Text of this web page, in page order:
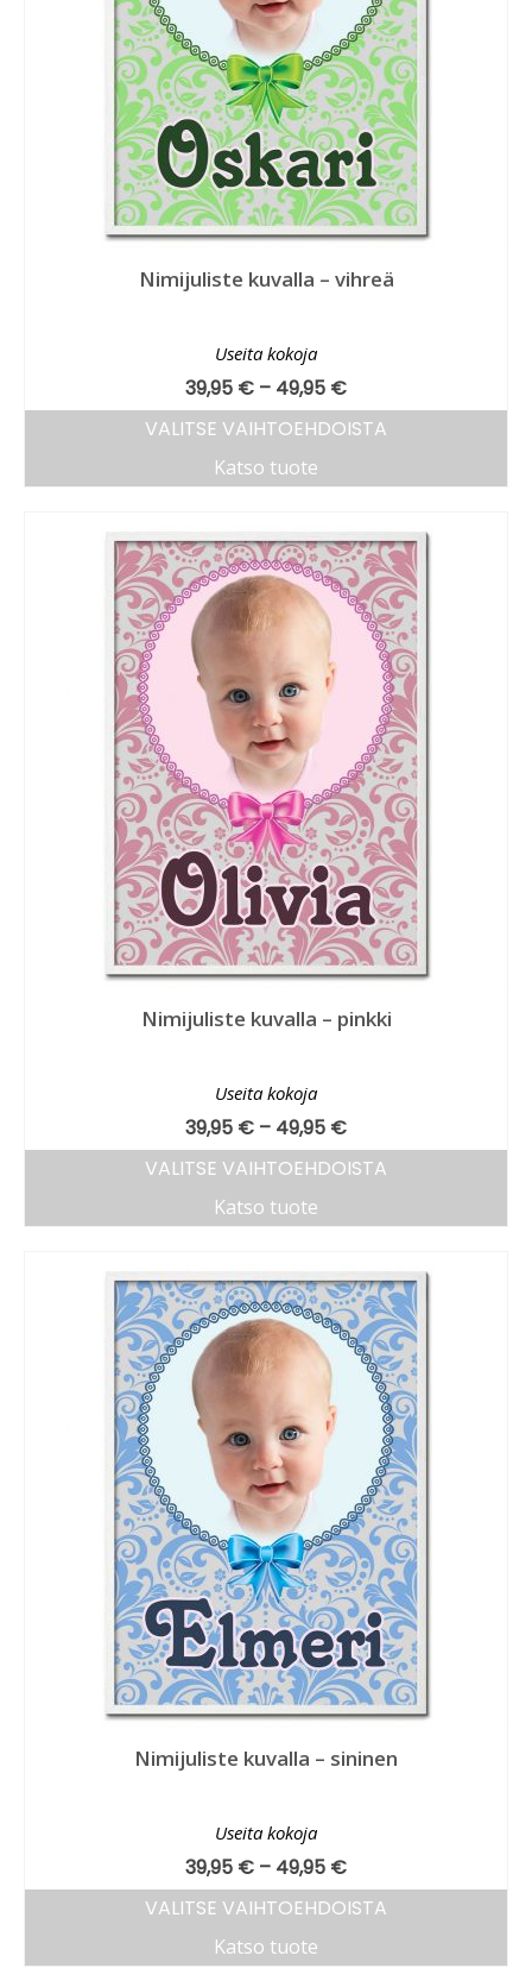
Nimijuliste kuvalla – vihreä
Useita kokoja
39,95 € – 49,95 €
VALITSE VAIHTOEHDOISTA
Katso tuote
Nimijuliste kuvalla – pinkki
Useita kokoja
39,95 € – 49,95 €
VALITSE VAIHTOEHDOISTA
Katso tuote
Nimijuliste kuvalla – sininen
Useita kokoja
39,95 € – 49,95 €
VALITSE VAIHTOEHDOISTA
Katso tuote